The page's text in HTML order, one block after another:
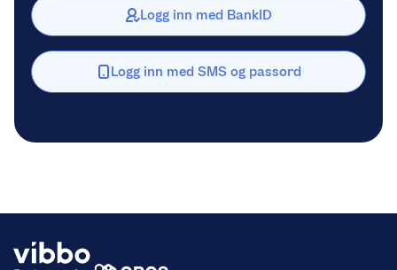
Logg inn med BankID
Logg inn med SMS og passord